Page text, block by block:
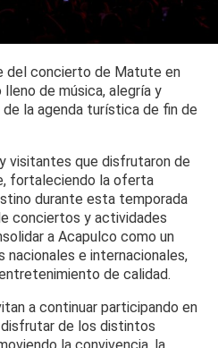
del concierto de Matute en
de música, alegría y
la agenda turística de fin de
visitantes que disfrutaron de
fortaleciendo la oferta
durante esta temporada
conciertos y actividades
a Acapulco como un
nacionales e internacionales,
de calidad.
a continuar participando en
disfrutar de los distintos